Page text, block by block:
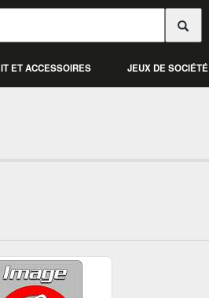
IT ET ACCESSOIRES JEUX DE SOCIÉTÉ